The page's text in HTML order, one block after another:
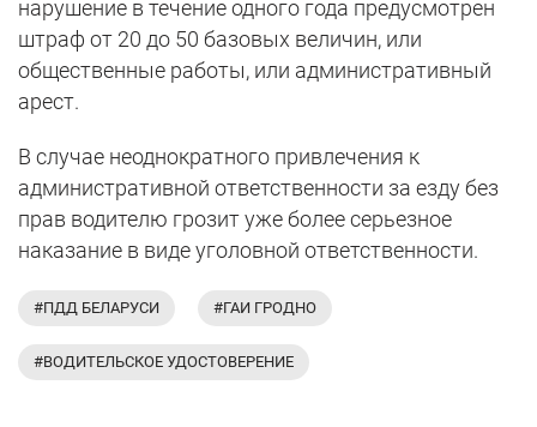
нарушение в течение одного года предусмотрен
штраф от 20 до 50 базовых величин, или
общественные работы, или административный
арест.
В случае неоднократного привлечения к
административной ответственности за езду без
прав водителю грозит уже более серьезное
наказание в виде уголовной ответственности.
#ПДД БЕЛАРУСИ #ГАИ ГРОДНО
#ВОДИТЕЛЬСКОЕ УДОСТОВЕРЕНИЕ